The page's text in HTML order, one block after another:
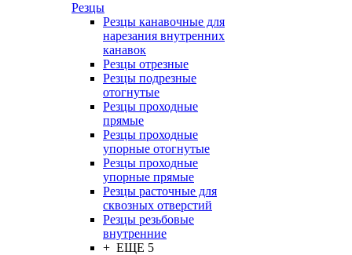
Резцы
Резцы канавочные для
нарезания внутренних
канавок
Резцы отрезные
Резцы подрезные
отогнутые
Резцы проходные
прямые
Резцы проходные
упорные отогнутые
Резцы проходные
упорные прямые
Резцы расточные для
сквозных отверстий
Резцы резьбовые
внутренние
+ ЕЩЕ 5